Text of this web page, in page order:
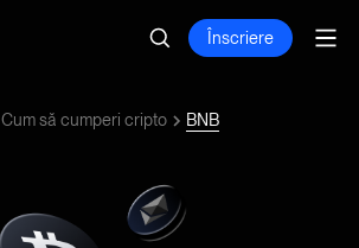
Înscriere
Cum să cumperi cripto BNB